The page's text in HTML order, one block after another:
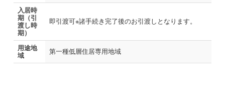
入居時
期（引
渡し時
期）
即引渡可※諸手続き完了後のお引渡しとなります。
用途地
域
第一種低層住居専用地域